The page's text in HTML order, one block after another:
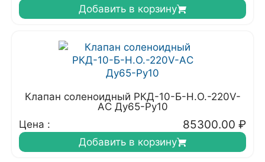
Добавить в корзину
Клапан соленоидный РКД-10-Б-Н.О.-220V-
АC Ду65-Ру10
Цена :
85300.00 ₽
Добавить в корзину